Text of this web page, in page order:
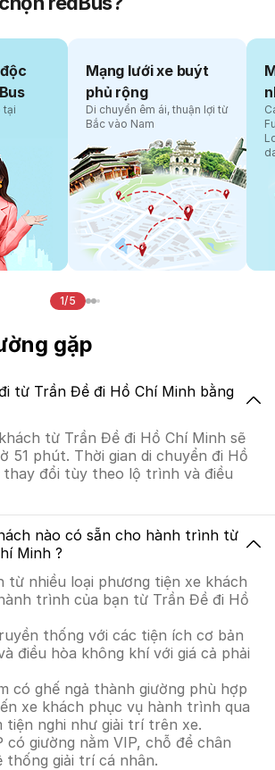
tại
Mạng lưới xe buýt
phủ rộng
Di chuyển êm ái, thuận lợi từ
Bắc vào Nam
1/5
gặp
từ Trần Đề đi Hồ Chí Minh bằng
từ Trần Đề đi Hồ Chí Minh sẽ
51 phút. Thời gian di chuyển đi Hồ
đổi tùy theo lộ trình và điều
nào có sẵn cho hành trình từ
Minh ?
từ nhiều loại phương tiện xe khách
trình của bạn từ Trần Đề đi Hồ
thống với các tiện ích cơ bản
điều hòa không khí với giá cả phải
có ghế ngả thành giường phù hợp
xe khách phục vụ hành trình qua
tiện nghi như giải trí trên xe.
có giường nằm VIP, chỗ để chân
thống giải trí cá nhân.